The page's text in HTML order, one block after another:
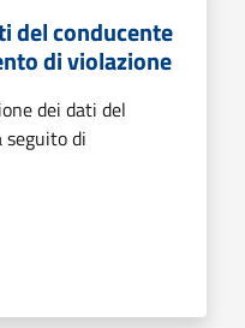
del conducente
di violazione
dei dati del
seguito di